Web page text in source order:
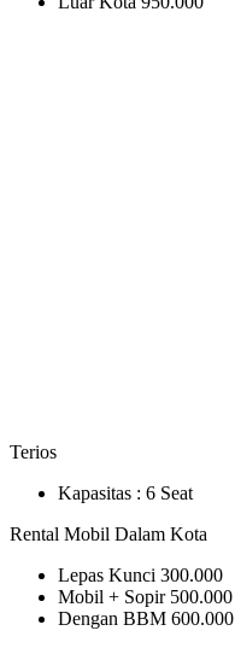
Terios
Kapasitas : 6 Seat
Rental Mobil Dalam Kota
Lepas Kunci 300.000
Mobil + Sopir 500.000
Dengan BBM 600.000